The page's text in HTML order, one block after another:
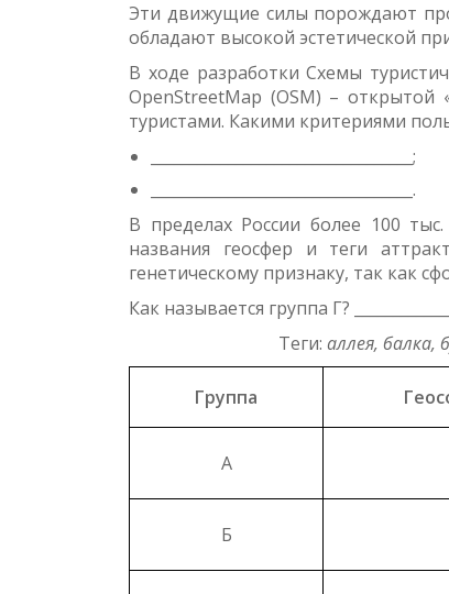
Эти движущие силы порождают
обладают высокой эстетической
В ходе разработки Схемы
OpenStreetMap (OSM) –
туристами. Какими критериями
__________________________________;
__________________________________.
В пределах России более 100
названия геосфер и теги
генетическому признаку, так как
Как называется группа Г?
Теги: аллея, балка,
Группа
А
Б